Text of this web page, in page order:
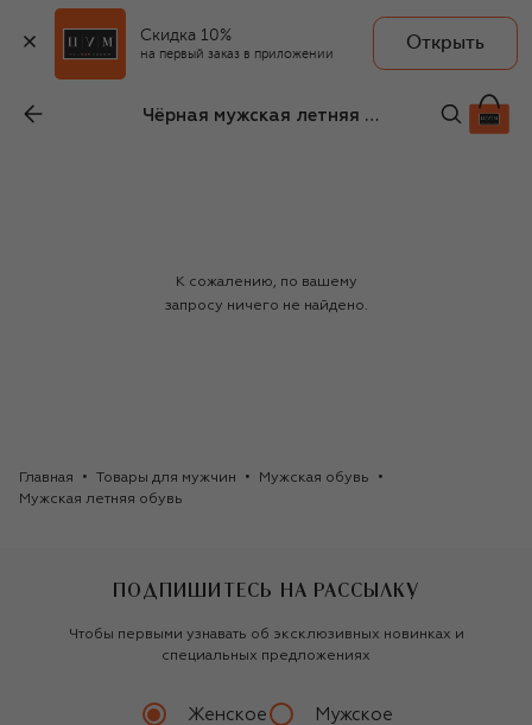
Скидка 10%
на первый заказ в приложении
Открыть
Чёрная мужская летняя обувь Iceberg
К сожалению, по вашему
запросу ничего не найдено.
Главная Товары для мужчин
Мужская обувь
Мужская летняя обувь
ПОДПИШИТЕСЬ НА РАССЫЛКУ
Чтобы первыми узнавать об эксклюзивных новинках и
специальных предложениях
Женское Мужское